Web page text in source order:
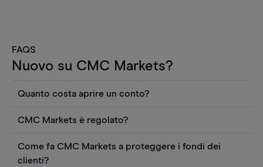
FAQS
Nuovo su CMC Markets?
Quanto costa aprire un conto?
Puoi anche visualizzare gratuitamente i prezzi e
utilizzare strumenti come grafici, notizie Reuters
o rapporti quantitativi sui titoli azionari di
CMC Markets è regolato?
regolamentato dall'Autorità federale tedesca di
Come fa CMC Markets a proteggere i fondi dei
clienti?